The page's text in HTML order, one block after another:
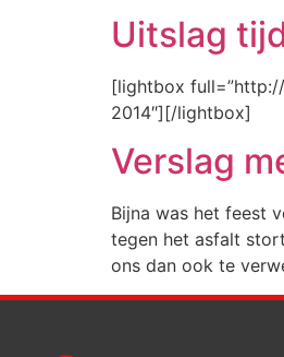
Uitslag
[lightbox
2014″][/lightbox]
Verslag
Bijna was het feest
tegen het asfalt
ons dan ook te